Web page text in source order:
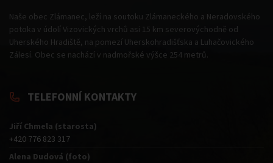
Naše obec Zlámanec, leží na soutoku Zlámaneckého a Neradovského
potoka v údolí Vizovických vrchů asi 15 km severovýchodně od
Uherského Hradiště, na pomezí Uherskohradišťska a Luhačovického
Zálesí. Obec se nachází v nadmořské výšce 254 metrů.
TELEFONNÍ KONTAKTY
Jiří Chmela (starosta)
+420 776 823 317
Alena Dudová (foto)